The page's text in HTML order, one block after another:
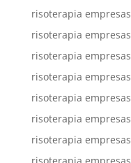
risoterapia
risoterapia
risoterapia
risoterapia
risoterapia
risoterapia
risoterapia